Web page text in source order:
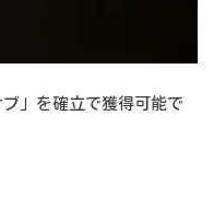
」を確立で獲得可能で